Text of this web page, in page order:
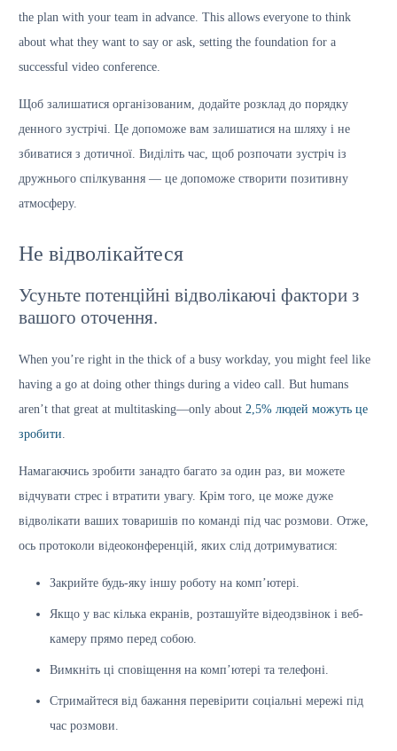
the plan with your team in advance. This allows everyone to think
about what they want to say or ask, setting the foundation for a
successful video conference.
Щоб залишатися організованим, додайте розклад до порядку
денного зустрічі. Це допоможе вам залишатися на шляху і не
збиватися з дотичної. Виділіть час, щоб розпочати зустріч із
дружнього спілкування — це допоможе створити позитивну
атмосферу.
Не відволікайтеся
Усуньте потенційні відволікаючі фактори з
вашого оточення.
When you’re right in the thick of a busy workday, you might feel like
having a go at doing other things during a video call. But humans
aren’t that great at multitasking—only about 2,5% людей можуть це
зробити.
Намагаючись зробити занадто багато за один раз, ви можете
відчувати стрес і втратити увагу. Крім того, це може дуже
відволікати ваших товаришів по команді під час розмови. Отже,
ось протоколи відеоконференцій, яких слід дотримуватися:
Закрийте будь-яку іншу роботу на комп’ютері.
Якщо у вас кілька екранів, розташуйте відеодзвінок і веб-
камеру прямо перед собою.
Вимкніть ці сповіщення на комп’ютері та телефоні.
Стримайтеся від бажання перевірити соціальні мережі під
час розмови.